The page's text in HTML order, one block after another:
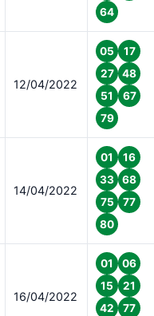
64
12/04/2022
05
17
27
48
51
67
79
14/04/2022
01
16
33
68
75
77
80
16/04/2022
01
06
15
21
42
77